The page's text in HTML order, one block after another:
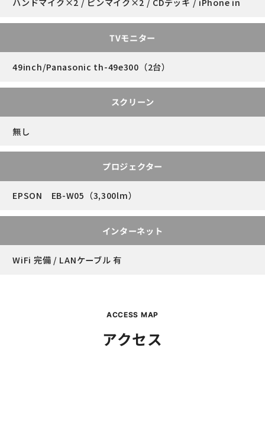
ハンドマイク×2 / ピンマイク×2 / CDデッキ / iPhone in
TVモニター
49inch/Panasonic th-49e300（2台）
スクリーン
無し
プロジェクター
EPSON EB-W05（3,300lm）
インターネット
WiFi 完備 / LANケーブル 有
ACCESS MAP
アクセス